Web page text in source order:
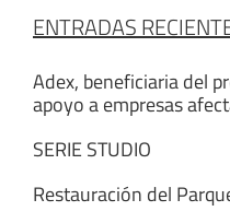
ENTRADAS
Adex, beneficiaria del
apoyo a empresas
SERIE STUDIO
Restauración del